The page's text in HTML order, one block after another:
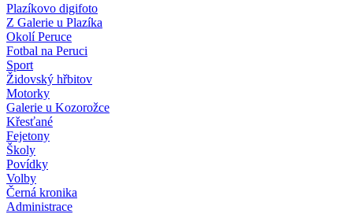
Plazíkovo digifoto
Z Galerie u Plazíka
Okolí Peruce
Fotbal na Peruci
Sport
Židovský hřbitov
Motorky
Galerie u Kozorožce
Křesťané
Fejetony
Školy
Povídky
Volby
Černá kronika
Administrace